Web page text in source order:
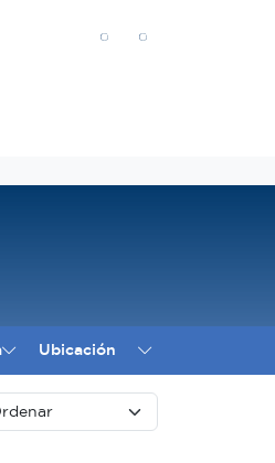
Ubicación